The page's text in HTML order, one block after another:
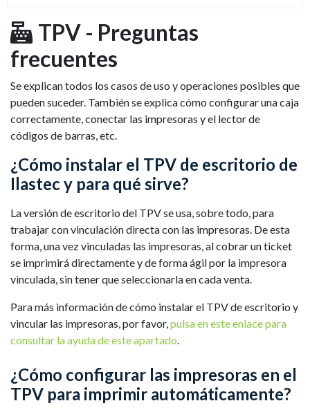
TPV - Preguntas
frecuentes
Se explican todos los casos de uso y operaciones posibles que
pueden suceder. También se explica cómo configurar una caja
correctamente, conectar las impresoras y el lector de
códigos de barras, etc.
¿Cómo instalar el TPV de escritorio de
Ilastec y para qué sirve?
La versión de escritorio del TPV se usa, sobre todo, para
trabajar con vinculación directa con las impresoras. De esta
forma, una vez vinculadas las impresoras, al cobrar un ticket
se imprimirá directamente y de forma ágil por la impresora
vinculada, sin tener que seleccionarla en cada venta.
Para más información de cómo instalar el TPV de escritorio y
vincular las impresoras, por favor,pulsa en este enlace para
consultar la ayuda de este apartado.
¿Cómo configurar las impresoras en el
TPV para imprimir automáticamente?